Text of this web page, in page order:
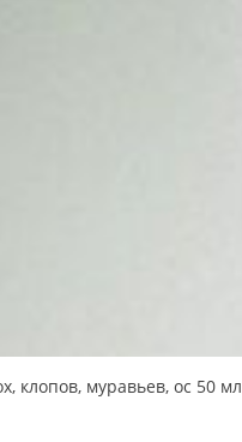
клопов, муравьев, ос 50 мл